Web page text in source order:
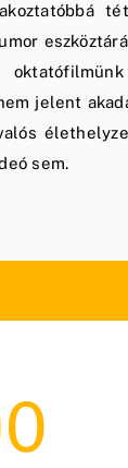
jelent
sem.